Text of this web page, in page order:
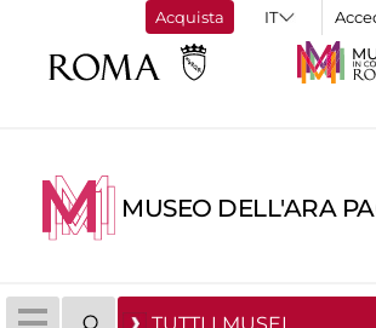
Acquista
MUSEO DELL'ARA